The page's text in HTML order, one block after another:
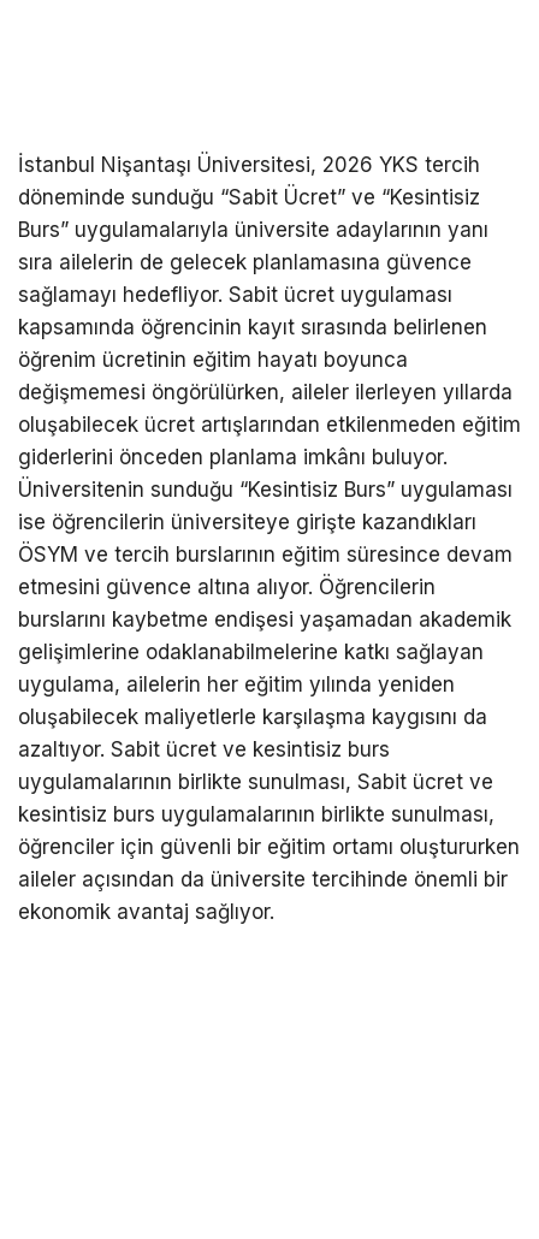
İstanbul Nişantaşı Üniversitesi, 2026 YKS tercih
döneminde sunduğu “Sabit Ücret” ve “Kesintisiz
Burs” uygulamalarıyla üniversite adaylarının yanı
sıra ailelerin de gelecek planlamasına güvence
sağlamayı hedefliyor. Sabit ücret uygulaması
kapsamında öğrencinin kayıt sırasında belirlenen
öğrenim ücretinin eğitim hayatı boyunca
değişmemesi öngörülürken, aileler ilerleyen yıllarda
oluşabilecek ücret artışlarından etkilenmeden eğitim
giderlerini önceden planlama imkânı buluyor.
Üniversitenin sunduğu “Kesintisiz Burs” uygulaması
ise öğrencilerin üniversiteye girişte kazandıkları
ÖSYM ve tercih burslarının eğitim süresince devam
etmesini güvence altına alıyor. Öğrencilerin
burslarını kaybetme endişesi yaşamadan akademik
gelişimlerine odaklanabilmelerine katkı sağlayan
uygulama, ailelerin her eğitim yılında yeniden
oluşabilecek maliyetlerle karşılaşma kaygısını da
azaltıyor. Sabit ücret ve kesintisiz burs
uygulamalarının birlikte sunulması, Sabit ücret ve
kesintisiz burs uygulamalarının birlikte sunulması,
öğrenciler için güvenli bir eğitim ortamı oluştururken
aileler açısından da üniversite tercihinde önemli bir
ekonomik avantaj sağlıyor.